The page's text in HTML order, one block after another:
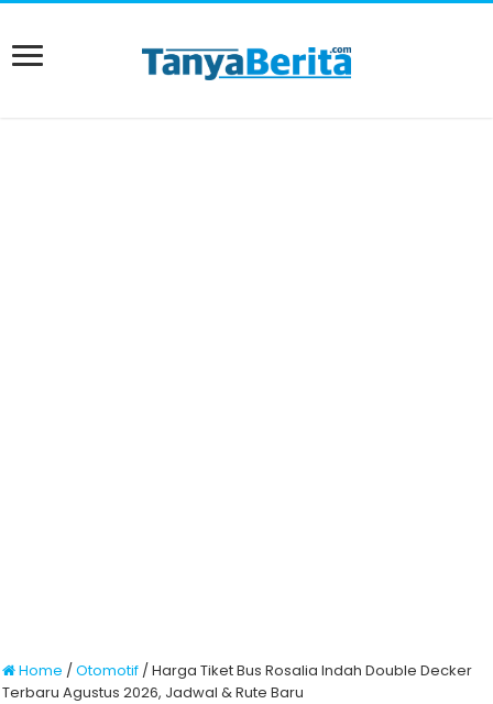
Home /Otomotif /Harga Tiket Bus Rosalia Indah Double Decker
Terbaru Agustus 2026, Jadwal & Rute Baru